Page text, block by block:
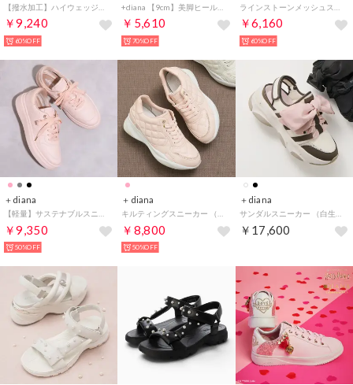
￥9,240
60%OFF
￥5,610
70%OFF
￥6,160
60%OFF
＋diana
￥9,350
50%OFF
＋diana
￥8,800
50%OFF
＋diana
￥17,600